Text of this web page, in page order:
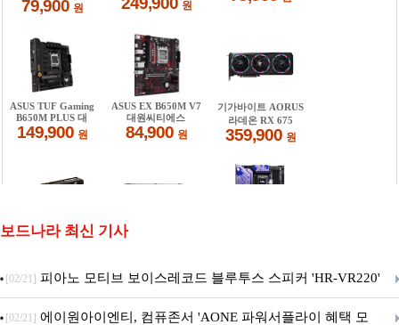
보드나라 최신 기사
[02/21] 피아노 모티브 보이스레코드 블루투스 스피커 'HR-VR220'
출시
[02/21] 에이원아이엔티, 컴퓨존서 'AONE 파워서플라이 혜택 모